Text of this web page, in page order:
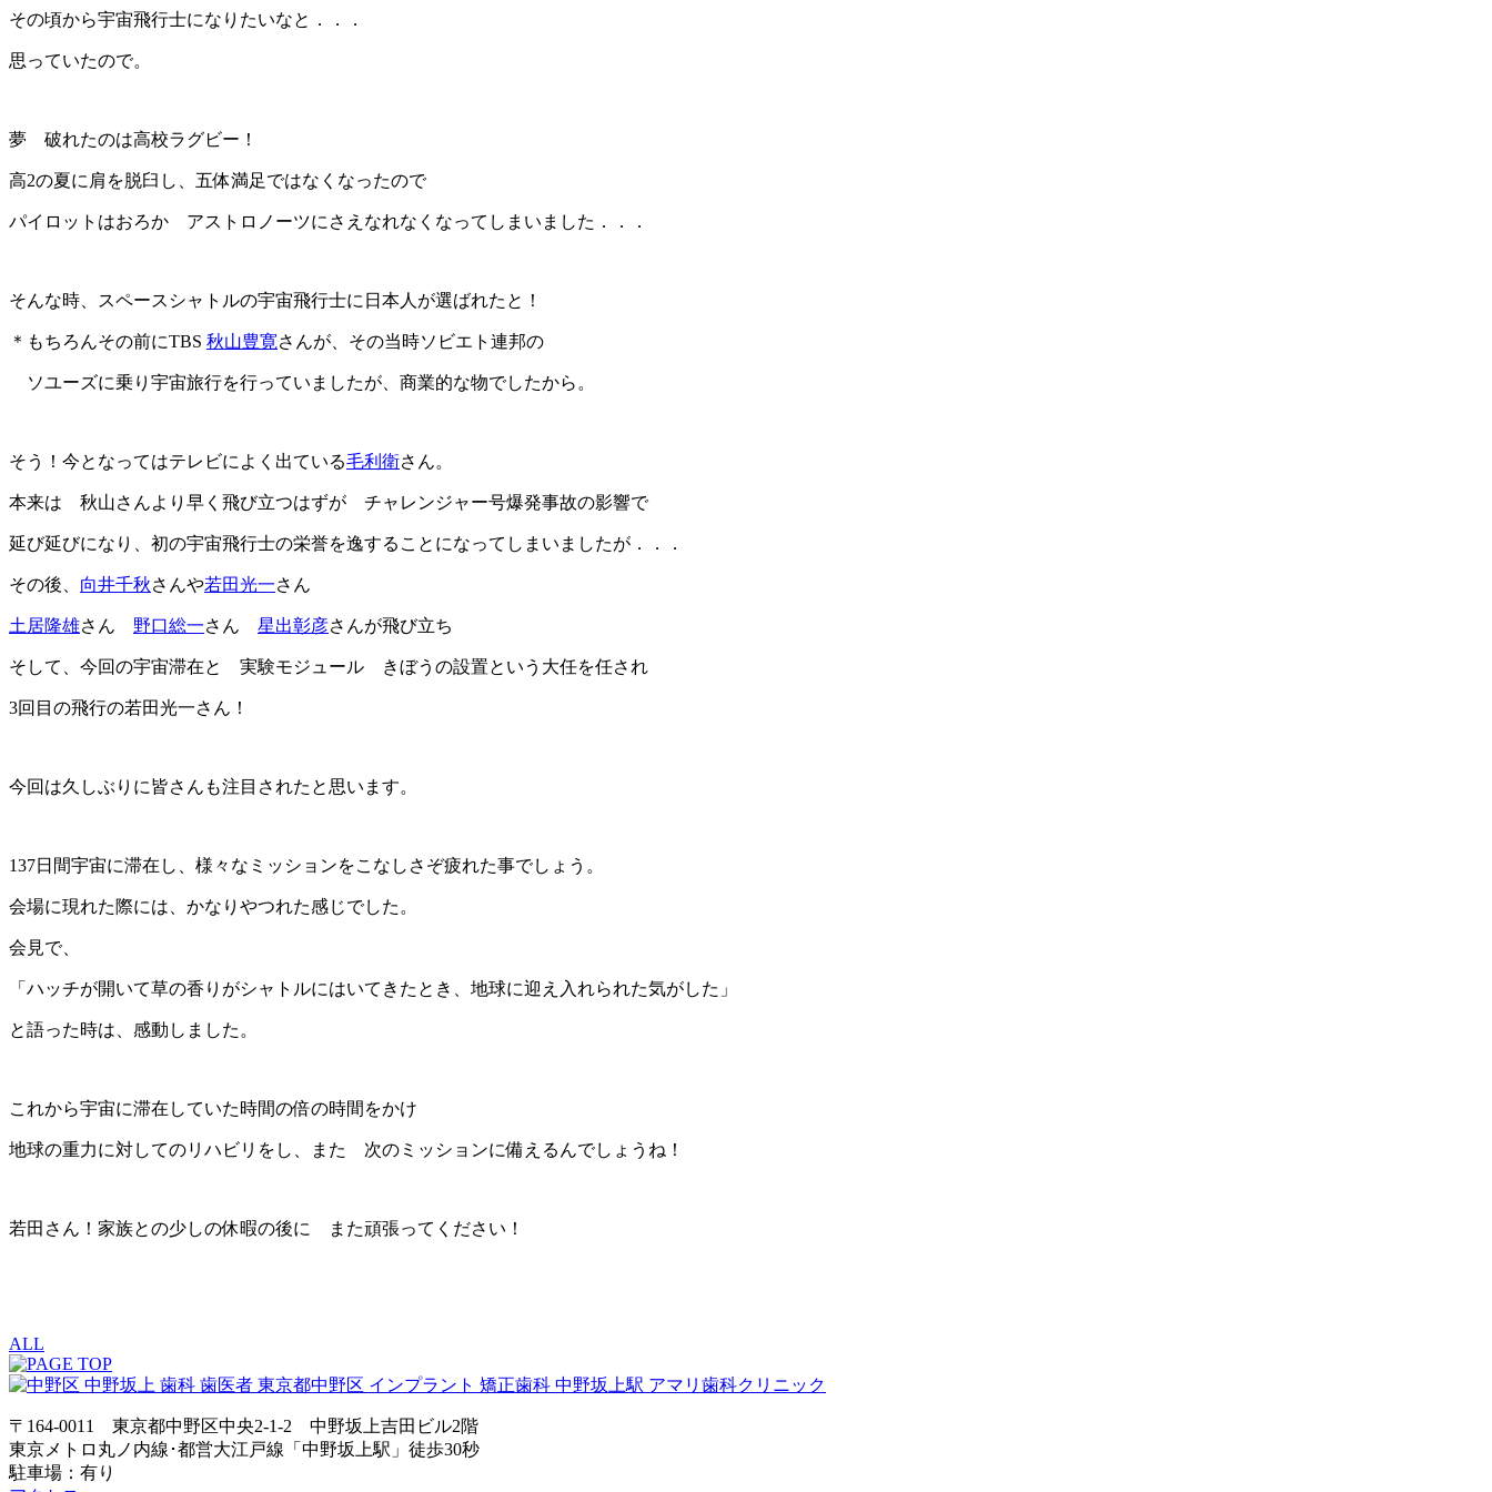
その頃から宇宙飛行士になりたいなと．．．
思っていたので。
夢 破れたのは高校ラグビー！
高2の夏に肩を脱臼し、五体満足ではなくなったので
パイロットはおろか アストロノーツにさえなれなくなってしまいました．．．
そんな時、スペースシャトルの宇宙飛行士に日本人が選ばれたと！
＊もちろんその前にTBS 秋山豊寛さんが、その当時ソビエト連邦の
ソユーズに乗り宇宙旅行を行っていましたが、商業的な物でしたから。
そう！今となってはテレビによく出ている毛利衛さん。
本来は 秋山さんより早く飛び立つはずが チャレンジャー号爆発事故の影響で
延び延びになり、初の宇宙飛行士の栄誉を逸することになってしまいましたが．．．
その後、 向井千秋さんや若田光一さん
土居隆雄さん 野口総一さん 星出彰彦さんが飛び立ち
そして、今回の宇宙滞在と 実験モジュール きぼうの設置という大任を任され
3回目の飛行の若田光一さん！
今回は久しぶりに皆さんも注目されたと思います。
137日間宇宙に滞在し、様々なミッションをこなしさぞ疲れた事でしょう。
会場に現れた際には、かなりやつれた感じでした。
会見で、
「ハッチが開いて草の香りがシャトルにはいてきたとき、地球に迎え入れられた気がした」
と語った時は、感動しました。
これから宇宙に滞在していた時間の倍の時間をかけ
地球の重力に対してのリハビリをし、また 次のミッションに備えるんでしょうね！
若田さん！家族との少しの休暇の後に また頑張ってください！
ALL
〒164-0011 東京都中野区中央2-1-2 中野坂上吉田ビル2階
東京メトロ丸ノ内線･都営大江戸線「中野坂上駅」徒歩30秒
駐車場：有り